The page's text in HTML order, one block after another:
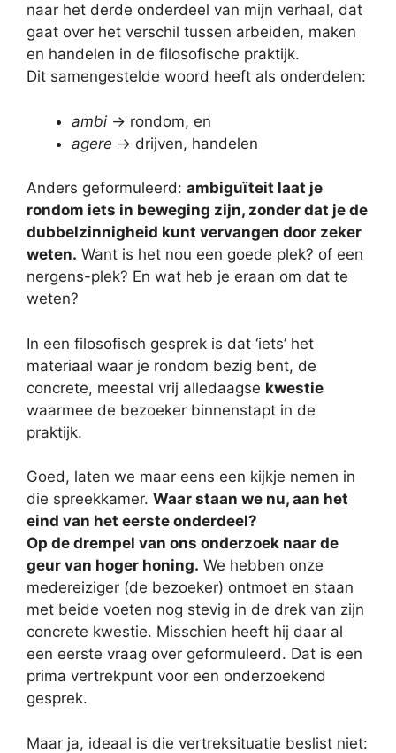
naar het derde onderdeel van mijn verhaal, dat
gaat over het verschil tussen arbeiden, maken
en handelen in de filosofische praktijk.
Dit samengestelde woord heeft als onderdelen:
ambi -> rondom, en
agere -> drijven, handelen
Anders geformuleerd: ambiguïteit laat je
rondom iets in beweging zijn, zonder dat je de
dubbelzinnigheid kunt vervangen door zeker
weten. Want is het nou een goede plek? of een
nergens-plek? En wat heb je eraan om dat te
weten?
In een filosofisch gesprek is dat ‘iets’ het
materiaal waar je rondom bezig bent, de
concrete, meestal vrij alledaagse kwestie
waarmee de bezoeker binnenstapt in de
praktijk.
Goed, laten we maar eens een kijkje nemen in
die spreekkamer. Waar staan we nu, aan het
eind van het eerste onderdeel?
Op de drempel van ons onderzoek naar de
geur van hoger honing. We hebben onze
medereiziger (de bezoeker) ontmoet en staan
met beide voeten nog stevig in de drek van zijn
concrete kwestie. Misschien heeft hij daar al
een eerste vraag over geformuleerd. Dat is een
prima vertrekpunt voor een onderzoekend
gesprek.
Maar ja, ideaal is die vertreksituatie beslist niet: